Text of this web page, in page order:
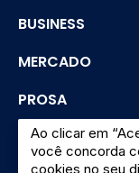
BUSINESS
MERCADO
PROSA
SEGURANÇA
Ao clicar em
você concorda
cookies no seu